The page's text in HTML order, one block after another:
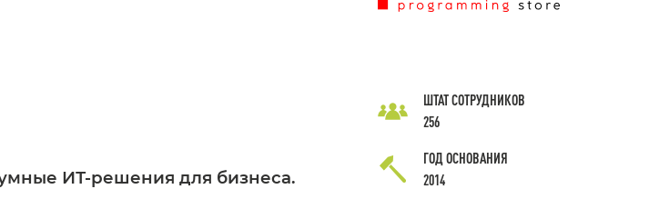
ИТ-решения для бизнеса.
ШТАТ СОТРУДНИКОВ
256
ГОД ОСНОВАНИЯ
2014